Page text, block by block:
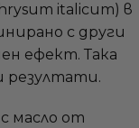
italicum) в
с други
ефект. Така
резултати.
масло от